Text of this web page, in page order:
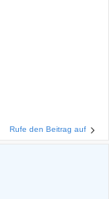
Rufe den Beitrag auf